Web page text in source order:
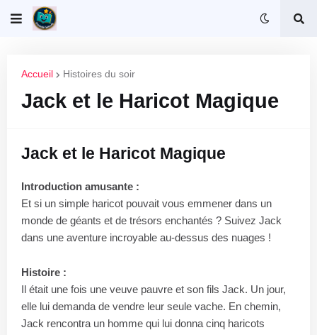
Accueil Histoires du soir
Jack et le Haricot Magique
Jack et le Haricot Magique
Introduction amusante :
Et si un simple haricot pouvait vous emmener dans un
monde de géants et de trésors enchantés ? Suivez Jack
dans une aventure incroyable au-dessus des nuages !
Histoire :
Il était une fois une veuve pauvre et son fils Jack. Un jour,
elle lui demanda de vendre leur seule vache. En chemin,
Jack rencontra un homme qui lui donna cinq haricots